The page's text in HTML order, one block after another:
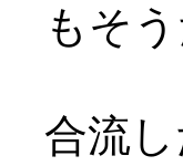
もそ
合流